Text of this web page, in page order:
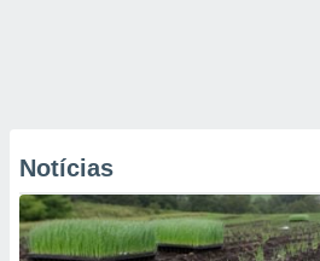
Notícias